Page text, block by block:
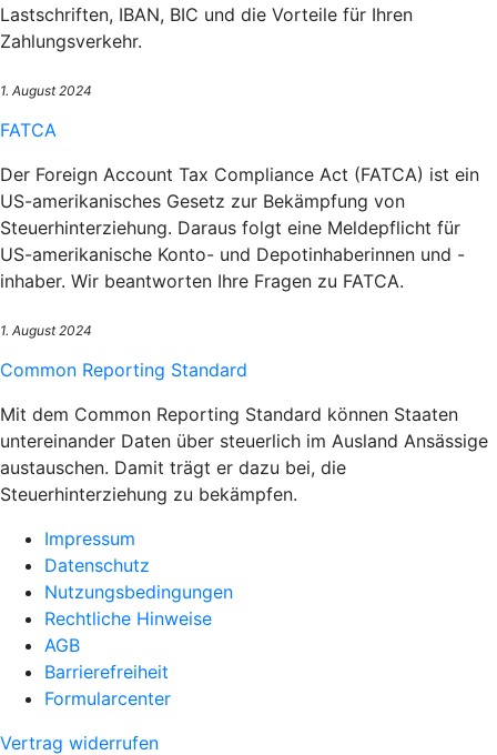
Lastschriften, IBAN, BIC und die Vorteile für Ihren
Zahlungsverkehr.
1. August 2024
FATCA
Der Foreign Account Tax Compliance Act (FATCA) ist ein
US-amerikanisches Gesetz zur Bekämpfung von
Steuerhinterziehung. Daraus folgt eine Meldepflicht für
US-amerikanische Konto- und Depotinhaberinnen und -
inhaber. Wir beantworten Ihre Fragen zu FATCA.
1. August 2024
Common Reporting Standard
Mit dem Common Reporting Standard können Staaten
untereinander Daten über steuerlich im Ausland Ansässige
austauschen. Damit trägt er dazu bei, die
Steuerhinterziehung zu bekämpfen.
Impressum
Datenschutz
Nutzungsbedingungen
Rechtliche Hinweise
AGB
Barrierefreiheit
Formularcenter
Vertrag widerrufen